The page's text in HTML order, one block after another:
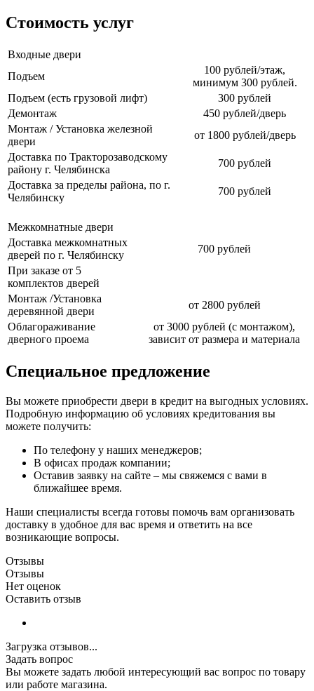
Стоимость услуг
Входные двери
Подъем
100 рублей/этаж,
минимум 300 рублей.
Подъем (есть грузовой лифт)
300 рублей
Демонтаж
450 рублей/дверь
Монтаж / Установка железной
двери
от 1800 рублей/дверь
Доставка по Тракторозаводскому
району г. Челябинска
700 рублей
Доставка за пределы района, по г.
Челябинску
700 рублей
Межкомнатные двери
Доставка межкомнатных
дверей по г. Челябинску
700 рублей
При заказе от 5
комплектов дверей
Монтаж /Установка
деревянной двери
от 2800 рублей
Облагораживание
дверного проема
от 3000 рублей (с монтажом),
зависит от размера и материала
Специальное предложение
Вы можете приобрести двери в кредит на выгодных условиях.
Подробную информацию об условиях кредитования вы
можете получить:
По телефону у наших менеджеров;
В офисах продаж компании;
Оставив заявку на сайте – мы свяжемся с вами в
ближайшее время.
Наши специалисты всегда готовы помочь вам организовать
доставку в удобное для вас время и ответить на все
возникающие вопросы.
Отзывы
Отзывы
Нет оценок
Оставить отзыв
Загрузка отзывов...
Задать вопрос
Вы можете задать любой интересующий вас вопрос по товару
или работе магазина.